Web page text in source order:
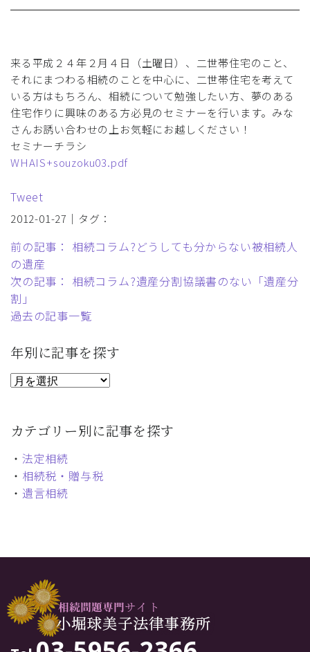
来る平成２４年２月４日（土曜日）、二世帯住宅のこと、
それにまつわる相続のことを中心に、二世帯住宅を考えて
いる方はもちろん、相続について勉強したい方、夢のある
住宅作りに興味のある方必見のセミナーを行います。みな
さんお誘い合わせの上お気軽にお越しください！
セミナーチラシ
WHAIS+souzoku03.pdf
Tweet
2012-01-27｜タグ：
前の記事： 相続コラム?どうしても分からない被相続人
の遺産
次の記事： 相続コラム?遺産分割協議書のない「遺産分
割」
過去の記事一覧
年別に記事を探す
カテゴリー別に記事を探す
・ 法定相続
・ 相続税・贈与税
・ 遺言相続